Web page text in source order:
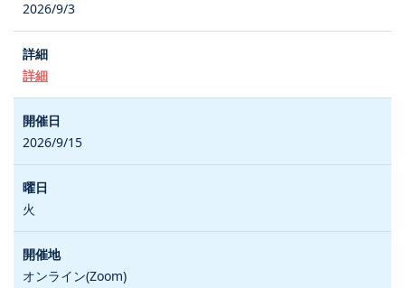
2026/9/3
詳細
2026/9/15
火
オンライン(Zoom)